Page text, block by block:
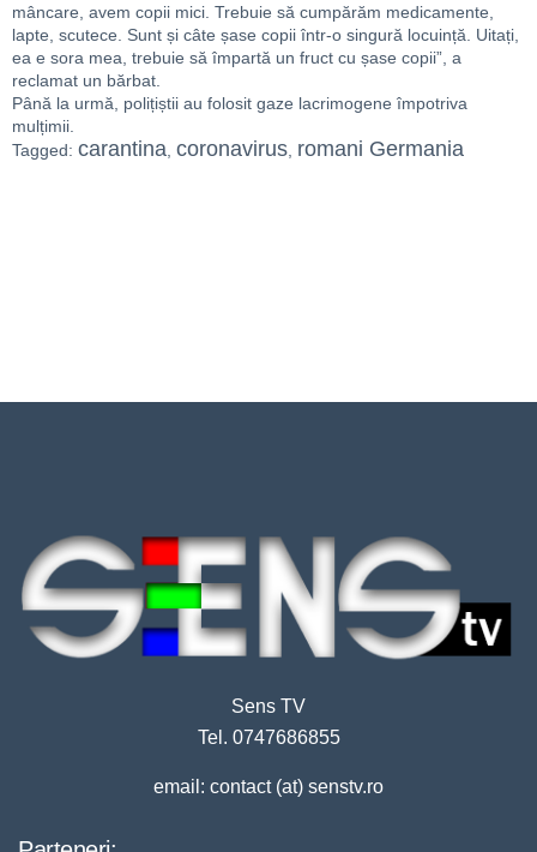
mâncare, avem copii mici. Trebuie să cumpărăm medicamente,
lapte, scutece. Sunt și câte șase copii într-o singură locuință. Uitați,
ea e sora mea, trebuie să împartă un fruct cu șase copii”, a
reclamat un bărbat.
Până la urmă, polițiștii au folosit gaze lacrimogene împotriva
mulțimii.
Tagged: carantina coronavirus romani Germania
Sens TV
Tel. 0747686855
email: contact (at) senstv.ro